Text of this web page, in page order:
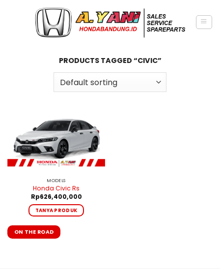
PRODUCTS TAGGED “CIVIC”
MODELS
Honda Civic Rs
Rp626,400,000
TANYA PRODUK
ON THE ROAD